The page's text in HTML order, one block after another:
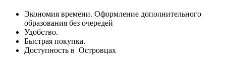
Экономия времени. Оформление дополнительного
образования без очередей
Удобство.
Быстрая покупка.
Доступность в Островцах